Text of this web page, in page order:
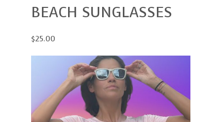
BEACH SUNGLASSES
$25.00